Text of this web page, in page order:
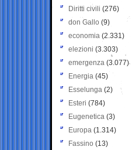
Diritti civili (276)
don Gallo (9)
economia (2.331)
elezioni (3.303)
emergenza (3.077)
Energia (45)
Esselunga (2)
Esteri (784)
Eugenetica (3)
Europa (1.314)
Fassino (13)